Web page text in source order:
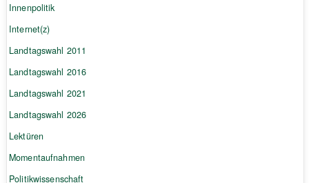
Innenpolitik
Internet(z)
Landtagswahl 2011
Landtagswahl 2016
Landtagswahl 2021
Landtagswahl 2026
Lektüren
Momentaufnahmen
Politikwissenschaft